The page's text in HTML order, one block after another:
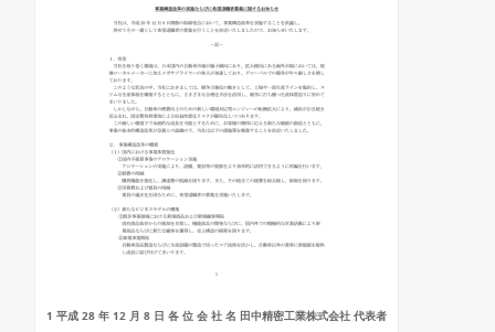
1 平成 28 年 12 月 8 日 各 位 会 社 名 田中精密工業株式会社 代表者